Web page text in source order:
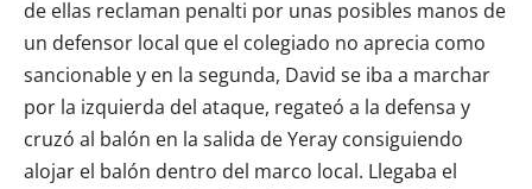
de ellas reclaman penalti por unas posibles manos de
un defensor local que el colegiado no aprecia como
sancionable y en la segunda, David se iba a marchar
por la izquierda del ataque, regateó a la defensa y
cruzó al balón en la salida de Yeray consiguiendo
alojar el balón dentro del marco local. Llegaba el